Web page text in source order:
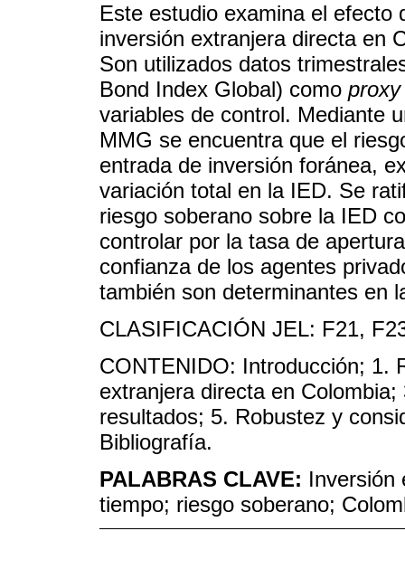
Este estudio examina el efecto
inversión extranjera directa en
Son utilizados datos
Bond Index Global) como proxy
variables de control. Mediante
MMG se encuentra que el
entrada de inversión foránea,
variación total en la IED. Se
riesgo soberano sobre la IED
controlar por la tasa de
confianza de los agentes
también son determinantes en
CLASIFICACIÓN JEL: F21,
CONTENIDO: Introducción; 1.
extranjera directa en
resultados; 5. Robustez y
Bibliografía.
PALABRAS CLAVE: Inversión
tiempo; riesgo soberano;